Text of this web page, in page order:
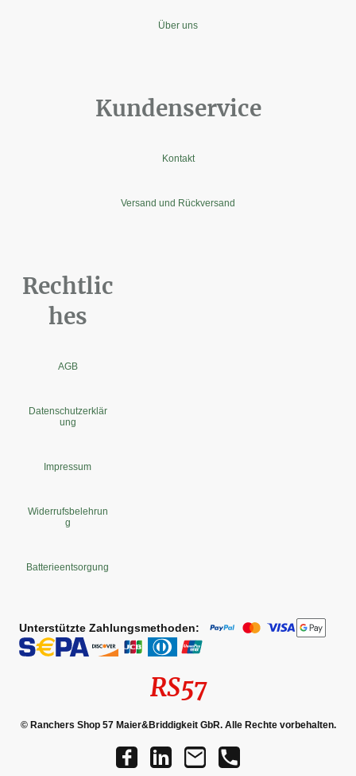
Über uns
Kundenservice
Kontakt
Versand und Rückversand
Rechtlic
hes
AGB
Datenschutzerklär
ung
Impressum
Widerrufsbelehrun
g
Batterieentsorgung
Unterstützte Zahlungsmethoden:
RS57
© Ranchers Shop 57 Maier&Briddigkeit GbR. Alle Rechte vorbehalten.